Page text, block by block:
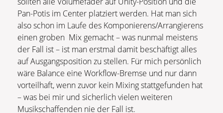
Pan-Potis im Center platziert werden. Hat man sich
also schon im Laufe des Komponierens/Arrangierens
einen groben Mix gemacht – was nunmal meistens
der Fall ist – ist man erstmal damit beschäftigt alles
auf Ausgangsposition zu stellen. Für mich persönlich
wäre Balance eine Workflow-Bremse und nur dann
vorteilhaft, wenn zuvor kein Mixing stattgefunden hat
– was bei mir und sicherlich vielen weiteren
Musikschaffenden nie der Fall ist.